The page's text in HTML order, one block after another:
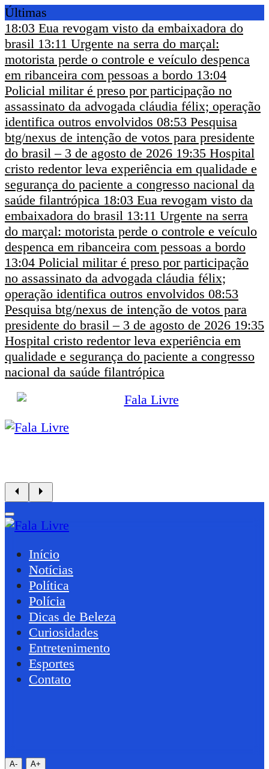
Últimas
18:03 Eua revogam visto da embaixadora do
brasil 13:11 Urgente na serra do marçal:
motorista perde o controle e veículo despenca
em ribanceira com pessoas a bordo 13:04
Policial militar é preso por participação no
assassinato da advogada cláudia félix; operação
identifica outros envolvidos 08:53 Pesquisa
btg/nexus de intenção de votos para presidente
do brasil – 3 de agosto de 2026 19:35 Hospital
cristo redentor leva experiência em qualidade e
segurança do paciente a congresso nacional da
saúde filantrópica 18:03 Eua revogam visto da
embaixadora do brasil 13:11 Urgente na serra
do marçal: motorista perde o controle e veículo
despenca em ribanceira com pessoas a bordo
13:04 Policial militar é preso por participação
no assassinato da advogada cláudia félix;
operação identifica outros envolvidos 08:53
Pesquisa btg/nexus de intenção de votos para
presidente do brasil – 3 de agosto de 2026 19:35
Hospital cristo redentor leva experiência em
qualidade e segurança do paciente a congresso
nacional da saúde filantrópica
Início
Notícias
Política
Polícia
Dicas de Beleza
Curiosidades
Entretenimento
Esportes
Contato
A- A+